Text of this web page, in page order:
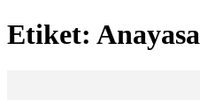
Etiket: